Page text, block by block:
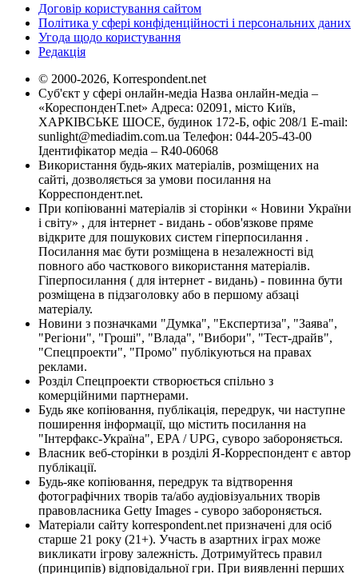
Договір користування сайтом
Політика у сфері конфіденційності і персональних даних
Угода щодо користування
Редакція
© 2000-2026, Korrespondent.net
Суб'єкт у сфері онлайн-медіа Назва онлайн-медіа –
«КореспонденТ.net» Адреса: 02091, місто Київ,
ХАРКІВСЬКЕ ШОСЕ, будинок 172-Б, офіс 208/1 E-mail:
sunlight@mediadim.com.ua Телефон: 044-205-43-00
Ідентифікатор медіа – R40-06068
Використання будь-яких матеріалів, розміщених на
сайті, дозволяється за умови посилання на
Корреспондент.net.
При копіюванні матеріалів зі сторінки « Новини України
і світу» , для інтернет - видань - обов'язкове пряме
відкрите для пошукових систем гіперпосилання .
Посилання має бути розміщена в незалежності від
повного або часткового використання матеріалів.
Гіперпосилання ( для інтернет - видань) - повинна бути
розміщена в підзаголовку або в першому абзаці
матеріалу.
Новини з позначками "Думка", "Експертиза", "Заява",
"Регіони", "Гроші", "Влада", "Вибори", "Тест-драйв",
"Спецпроекти", "Промо" публікуються на правах
реклами.
Розділ Спецпроекти створюється спільно з
комерційними партнерами.
Будь яке копіювання, публікація, передрук, чи наступне
поширення інформації, що містить посилання на
"Інтерфакс-Україна", EPA / UPG, суворо забороняється.
Власник веб-сторінки в розділі Я-Корреспондент є автор
публікації.
Будь-яке копіювання, передрук та відтворення
фотографічних творів та/або аудіовізуальних творів
правовласника Getty Images - суворо забороняється.
Матеріали сайту korrespondent.net призначені для осіб
старше 21 року (21+). Участь в азартних іграх може
викликати ігрову залежність. Дотримуйтесь правил
(принципів) відповідальної гри. При виявленні перших